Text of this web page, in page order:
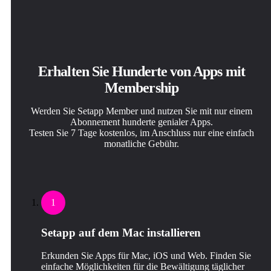
Erhalten Sie Hunderte von Apps mit
Membership
Werden Sie Setapp Member und nutzen Sie mit nur einem
Abonnement hunderte genialer Apps.
Testen Sie 7 Tage kostenlos, im Anschluss nur eine einfach
monatliche Gebühr.
1
Setapp auf dem Mac installieren
Erkunden Sie Apps für Mac, iOS und Web. Finden Sie
einfache Möglichkeiten für die Bewältigung täglicher